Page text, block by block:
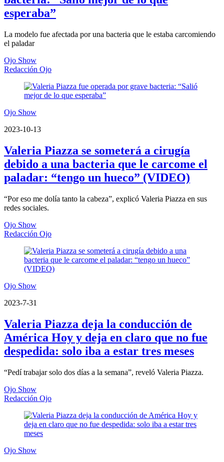
esperaba”
La modelo fue afectada por una bacteria que le estaba carcomiendo
el paladar
Ojo Show
Redacción Ojo
Ojo Show
2023-10-13
Valeria Piazza se someterá a cirugía
debido a una bacteria que le carcome el
paladar: “tengo un hueco” (VIDEO)
“Por eso me dolía tanto la cabeza”, explicó Valeria Piazza en sus
redes sociales.
Ojo Show
Redacción Ojo
Ojo Show
2023-7-31
Valeria Piazza deja la conducción de
América Hoy y deja en claro que no fue
despedida: solo iba a estar tres meses
“Pedí trabajar solo dos días a la semana”, reveló Valeria Piazza.
Ojo Show
Redacción Ojo
Ojo Show